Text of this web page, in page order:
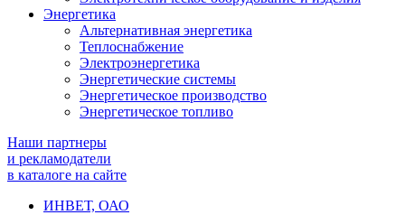
Энергетика
Альтернативная энергетика
Теплоснабжение
Электроэнергетика
Энергетические системы
Энергетическое производство
Энергетическое топливо
Наши партнеры
и рекламодатели
в каталоге на сайте
ИНВЕТ, ОАО